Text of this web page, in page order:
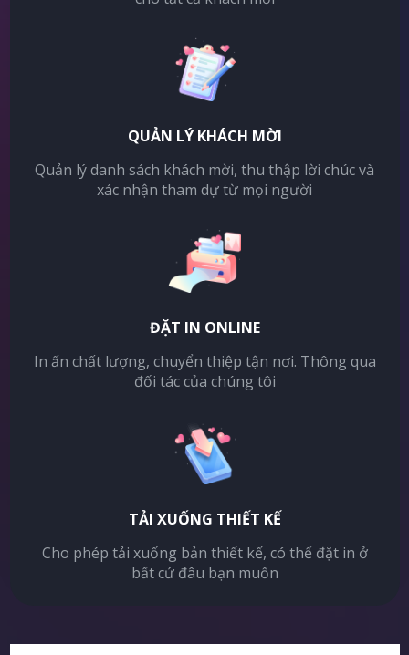
QUẢN LÝ KHÁCH MỜI
Quản lý danh sách khách mời, thu thập lời chúc và
xác nhận tham dự từ mọi người
ĐẶT IN ONLINE
In ấn chất lượng, chuyển thiệp tận nơi. Thông qua
đối tác của chúng tôi
TẢI XUỐNG THIẾT KẾ
Cho phép tải xuống bản thiết kế, có thể đặt in ở
bất cứ đâu bạn muốn